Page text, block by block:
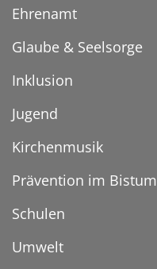
Ehrenamt
Glaube & Seelsorge
Inklusion
Jugend
Kirchenmusik
Prävention im Bistum
Schulen
Umwelt